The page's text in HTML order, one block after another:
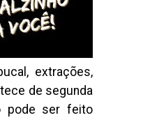
extrações,
de segunda
pode ser feito